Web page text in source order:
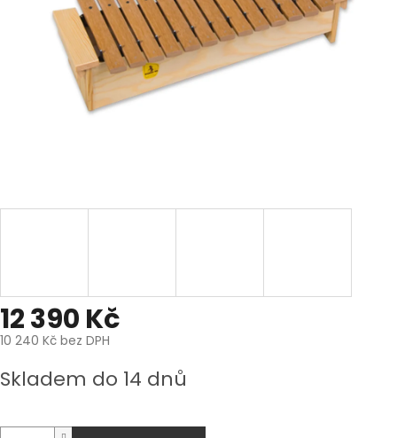
12 390 Kč
10 240 Kč bez DPH
cena:
Skladem do 14 dnů